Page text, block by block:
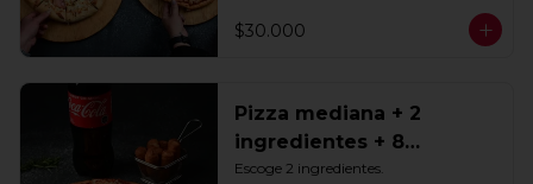
$30.000
Pizza mediana + 2
ingredientes + 8
Tequeños + Bebida 1.5lts
Escoge 2 ingredientes.